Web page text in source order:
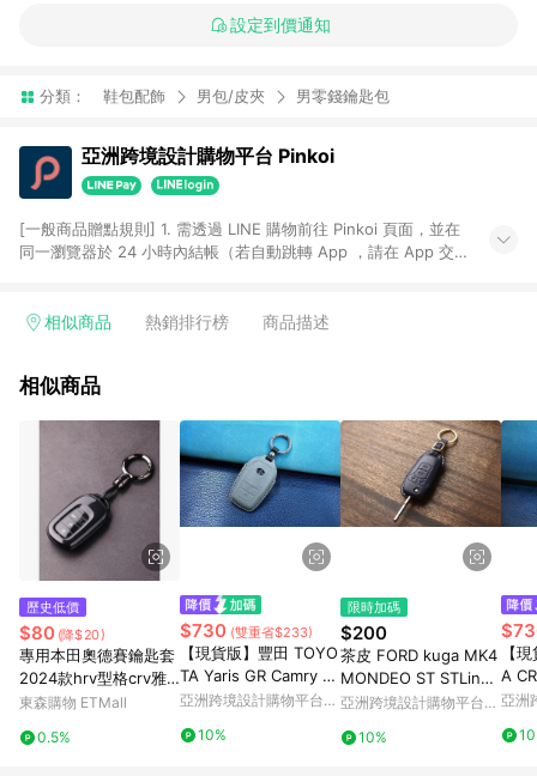
設定到價通知
分類： 鞋包配飾 男包/皮夾 男零錢鑰匙包
亞洲跨境設計購物平台 Pinkoi
[一般商品贈點規則] 1. 需透過 LINE 購物前往 Pinkoi 頁面，並在
同一瀏覽器於 24 小時內結帳（若自動跳轉 App ，請在 App 交
回饋訂單不得享有 Pinkoi 站方優惠，例如首購優惠，P coins，
行為，不具贈點資格，部分退款不在此限。 6. APP 請更新至
貨後 45 天後發送。 8. 群眾募資商品，禮物卡，開館保證金，補
運費，攤位費等不具贈點資格。 9. LINE 購物站上之商品規格、
顏色、價位、贈品如與 Pinkoi 商品資訊頁及購物車不符，以
Pinkoi 購物商品資訊頁及購物車標示為準。 10. 點數紅包使用規
則請以點數紅包活動說明為準。 11. 若於 LINE 購物前往 Pinkoi
頁面後才首次下載 Pinkoi APP 並完成訂單，不符合導購資格；承
上，首次下載 Pinkoi APP 後，需透過 LINE 購物前往 Pinkoi 頁
相似商品 熱銷排行榜 商品描述
相似商品
歷史低價
$80 (降$20)
專用本田奧德賽鑰匙套
2024款hrv型格crv雅
閣zrv致在2025新款xr
東森購物 ETMall
0.5%
$730 (雙重省$233)
【現貨版】豐田 TOYO
TA Yaris GR Camry Al
tis 麂皮 汽車鑰匙包鑰
亞洲跨境設計購物平台
10%
限時加碼
$200
茶皮 FORD kuga MK4
MONDEO ST STLine
福特汽車鑰匙皮套 客製
亞洲跨境設計購物平台
10%
【
A
y Fit
亞洲